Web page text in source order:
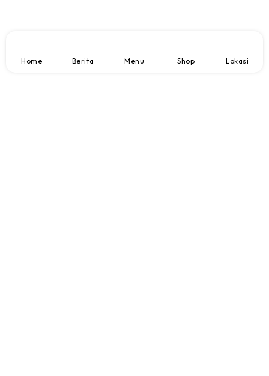
Home Berita Menu Shop Lokasi